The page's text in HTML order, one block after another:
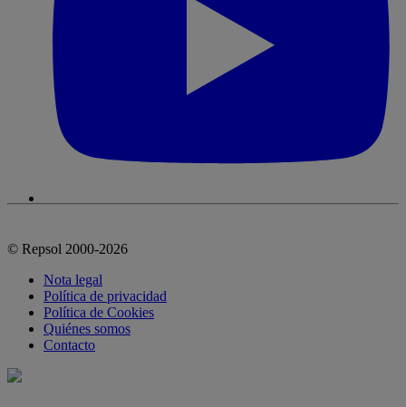
© Repsol 2000-2026
Nota legal
Política de privacidad
Política de Cookies
Quiénes somos
Contacto